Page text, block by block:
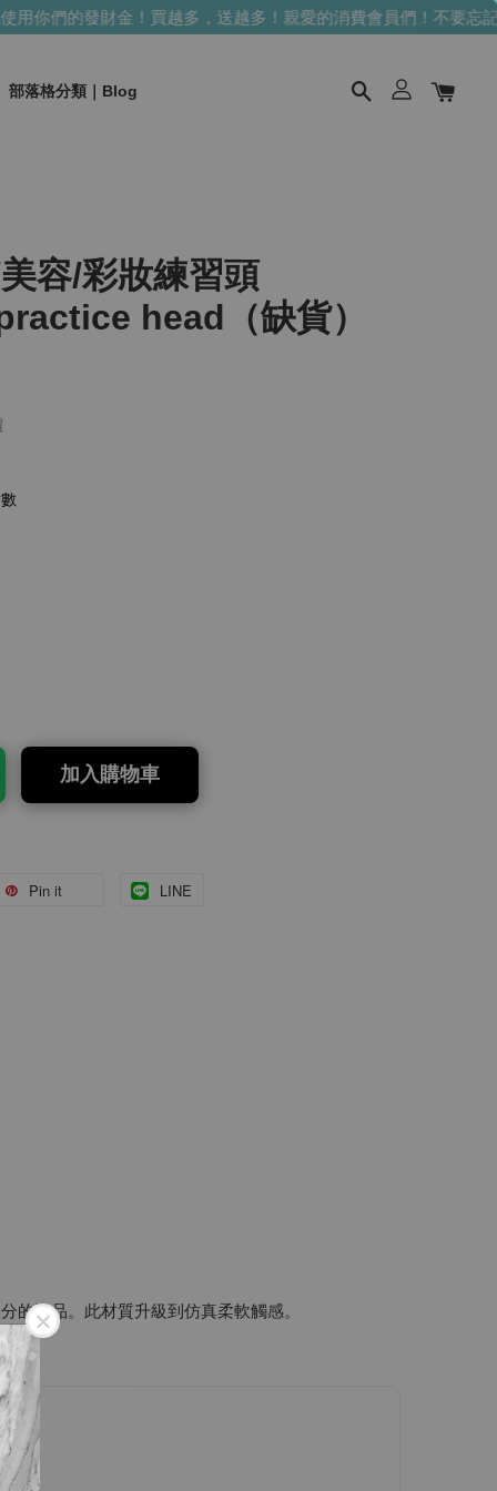
們的發財金！買越多，送越多！親愛的消費會員們！不要忘記使
部落格分類｜Blog
容/彩妝練習頭
head（缺貨）
加入購物車
Pin it LINE
的妝品。此材質升級到仿真柔軟觸感。